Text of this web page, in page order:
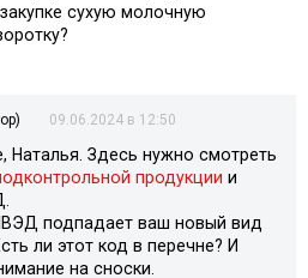
сухую молочную
09.06.2024 в 12:50
Наталья. Здесь нужно смотреть
продукции и
подпадает ваш новый вид
ли этот код в перечне? И
на сноски.